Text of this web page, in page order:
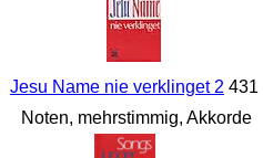
Jesu Name nie verklinget 2 431
Noten, mehrstimmig, Akkorde